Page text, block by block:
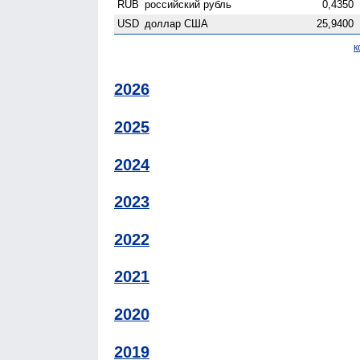
RUB российский рубль 0,4350
USD доллар США 25,9400
2026
2025
2024
2023
2022
2021
2020
2019